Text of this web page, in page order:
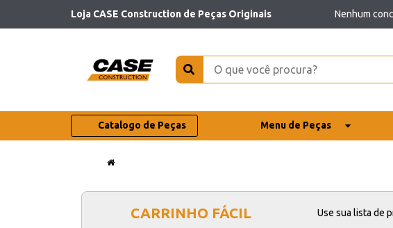
Loja CASE Construction de Peças Originais Nenhum
Catalogo de Peças Menu de Peças
CARRINHO FÁCIL Use sua lista de